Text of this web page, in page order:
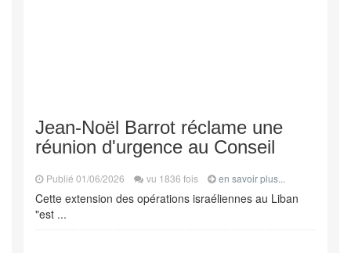
Jean-Noël Barrot réclame une
réunion d'urgence au Conseil
Publié 01/06/2026 vu 1836 fois en savoir plus...
Cette extension des opérations israéliennes au Liban
"est ...